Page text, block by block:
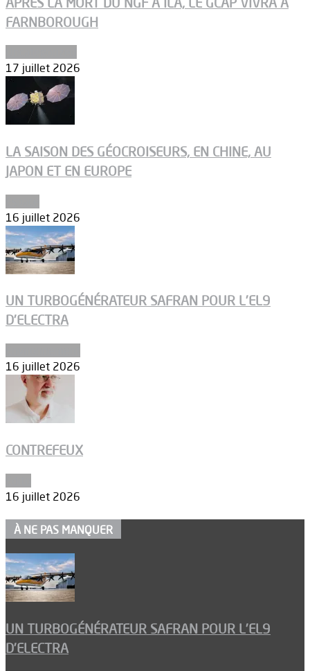
FARNBOROUGH
17 juillet 2026
LA SAISON DES GÉOCROISEURS, EN CHINE, AU
JAPON ET EN EUROPE
16 juillet 2026
UN TURBOGÉNÉRATEUR SAFRAN POUR L’EL9
D’ELECTRA
16 juillet 2026
CONTREFEUX
16 juillet 2026
À NE PAS MANQUER
UN TURBOGÉNÉRATEUR SAFRAN POUR L’EL9
D’ELECTRA